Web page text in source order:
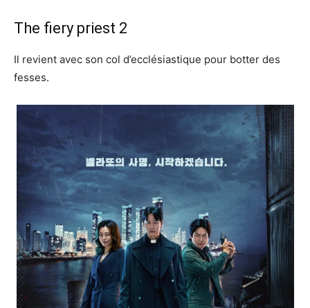
The fiery priest 2
Il revient avec son col d’ecclésiastique pour botter des
fesses.